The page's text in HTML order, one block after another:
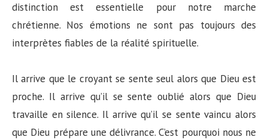
distinction est essentielle pour notre marche
chrétienne. Nos émotions ne sont pas toujours des
interprètes fiables de la réalité spirituelle.
Il arrive que le croyant se sente seul alors que Dieu est
proche. Il arrive qu’il se sente oublié alors que Dieu
travaille en silence. Il arrive qu’il se sente vaincu alors
que Dieu prépare une délivrance. C’est pourquoi nous ne